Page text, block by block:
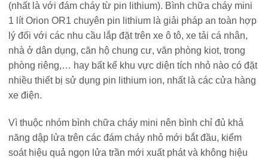
(nhất là với đám cháy từ pin lithium). Bình chữa cháy mini
1 lít Orion OR1 chuyên pin lithium là giải pháp an toàn hợp
lý đối với các nhu cầu lắp đặt trên xe ô tô, xe tải cá nhân,
nhà ở dân dụng, căn hộ chung cư, văn phòng kiot, trong
phòng riêng,… hay bất kể khu vực diện tích nhỏ nào có đặt
nhiều thiết bị sử dụng pin lithium ion, nhất là các cửa hàng
xe điện.
Vì thuộc nhóm bình chữa cháy mini nên bình chỉ đủ khả
năng dập lửa trên các đám cháy nhỏ mới bắt đầu, kiểm
soát hiệu quả ngọn lửa trần mới xuất phát và không hiệu